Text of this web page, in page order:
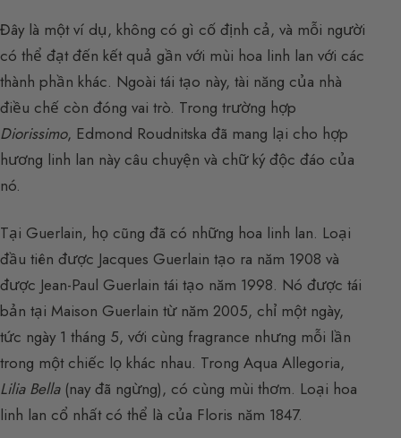
Đây là một ví dụ, không có gì cố định cả, và mỗi người
có thể đạt đến kết quả gần với mùi hoa linh lan với các
thành phần khác. Ngoài tái tạo này, tài năng của nhà
điều chế còn đóng vai trò. Trong trường hợp
Diorissimo, Edmond Roudnitska đã mang lại cho hợp
hương linh lan này câu chuyện và chữ ký độc đáo của
nó.
Tại Guerlain, họ cũng đã có những hoa linh lan. Loại
đầu tiên được Jacques Guerlain tạo ra năm 1908 và
được Jean-Paul Guerlain tái tạo năm 1998. Nó được tái
bản tại Maison Guerlain từ năm 2005, chỉ một ngày,
tức ngày 1 tháng 5, với cùng fragrance nhưng mỗi lần
trong một chiếc lọ khác nhau. Trong Aqua Allegoria,
Lilia Bella(nay đã ngừng), có cùng mùi thơm. Loại hoa
linh lan cổ nhất có thể là của Floris năm 1847.